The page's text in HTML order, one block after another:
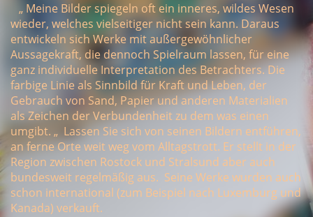
„ Meine Bilder spiegeln oft ein inneres, wildes Wesen
wieder, welches vielseitiger nicht sein kann. Daraus
entwickeln sich Werke mit außergewöhnlicher
Aussagekraft, die dennoch Spielraum lassen, für eine
ganz individuelle Interpretation des Betrachters. Die
farbige Linie als Sinnbild für Kraft und Leben, der
Gebrauch von Sand, Papier und anderen Materialien
als Zeichen der Verbundenheit zu dem was einen
umgibt. „ Lassen Sie sich von seinen Bildern entführen,
an ferne Orte weit weg vom Alltagstrott. Er stellt in der
Region zwischen Rostock und Stralsund aber auch
bundesweit regelmäßig aus. Seine Werke wurden auch
schon international (zum Beispiel nach Luxemburg und
Kanada) verkauft.